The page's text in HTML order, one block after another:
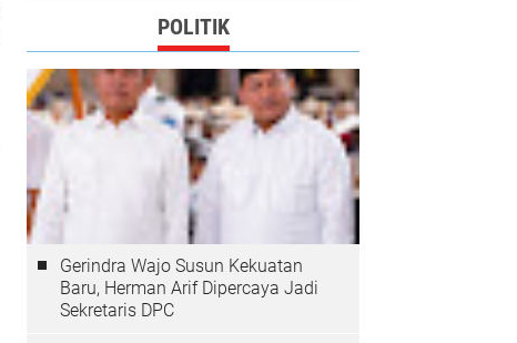
POLITIK
Gerindra Wajo Susun Kekuatan
Baru, Herman Arif Dipercaya Jadi
Sekretaris DPC